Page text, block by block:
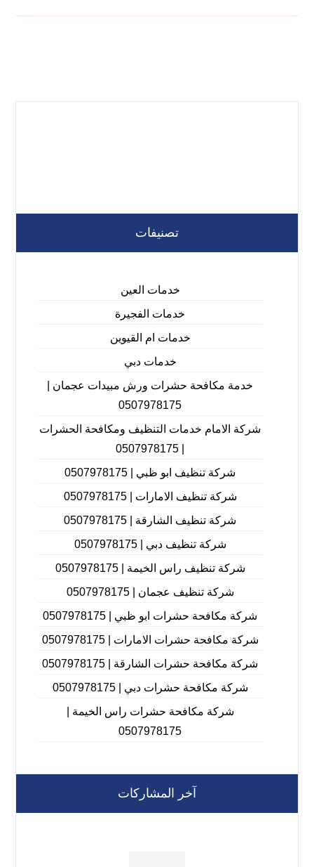
تصنيفات
خدمات العين
خدمات الفجيرة
خدمات ام القيوين
خدمات دبي
خدمة مكافحة حشرات ورش مبيدات عجمان |
0507978175
شركة الامام خدمات التنظيف ومكافحة الحشرات
شركة تنظيف ابو ظبي | 0507978175
شركة تنظيف الامارات | 0507978175
شركة تنظيف الشارقة | 0507978175
شركة تنظيف دبي | 0507978175
شركة تنظيف راس الخيمة | 0507978175
شركة تنظيف عجمان | 0507978175
شركة مكافحة حشرات ابو ظبي | 0507978175
شركة مكافحة حشرات الامارات | 0507978175
شركة مكافحة حشرات الشارقة | 0507978175
شركة مكافحة حشرات دبي | 0507978175
شركة مكافحة حشرات راس الخيمة |
0507978175
آخر المشاركات